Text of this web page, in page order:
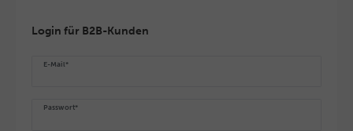
Login für B2B-Kunden
E-Mail*
Passwort*